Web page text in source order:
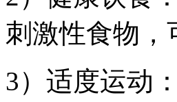
刺激性食物，
3）适度运动